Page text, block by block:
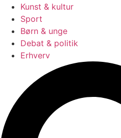
Kunst & kultur
Sport
Børn & unge
Debat & politik
Erhverv